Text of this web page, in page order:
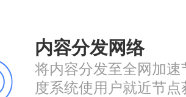
内容分发网络
将内容分发至全网加
度系统使用户就近节